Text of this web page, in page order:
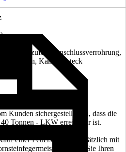
Luftzufuhr, Anschlussverrohrung,
Böden, Kaminbesteck
Kunden sichergestellt sein, dass die
Tonnen - LKW erreichbar ist.
einer Feuerstelle grundsätzlich mit
Lassen Sie Ihren